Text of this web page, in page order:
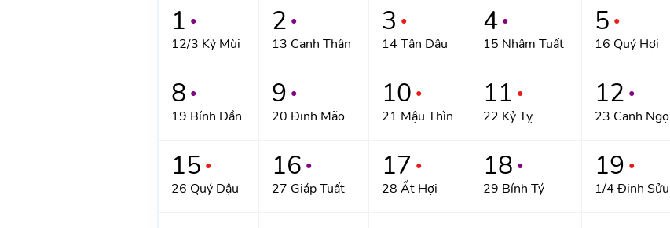
1 ●
12/3 Kỷ Mùi
2 ●
13 Canh Thân
3 ●
14 Tân Dậu
4 ●
15 Nhâm Tuất
5 ●
16 Quý Hợi
8 ●
19 Bính Dần
9 ●
20 Đinh Mão
10 ●
21 Mậu Thìn
11 ●
22 Kỷ Tỵ
12 ●
23 Canh Ngọ
15 ●
26 Quý Dậu
16 ●
27 Giáp Tuất
17 ●
28 Ất Hợi
18 ●
29 Bính Tý
19 ●
1/4 Đinh Sửu